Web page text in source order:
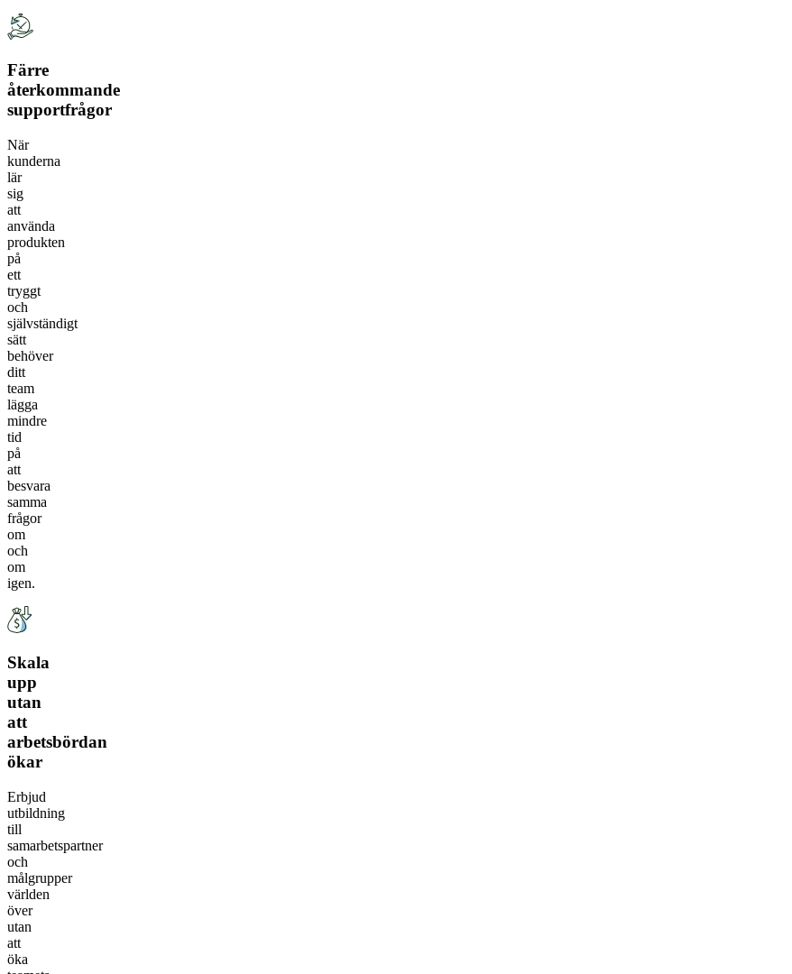
Färre
återkommande
supportfrågor
När
kunderna
lär
sig
att
använda
produkten
på
ett
tryggt
och
självständigt
sätt
behöver
ditt
team
lägga
mindre
tid
på
att
besvara
samma
frågor
om
och
om
igen.
Skala
upp
utan
att
arbetsbördan
ökar
Erbjud
utbildning
till
samarbetspartner
och
målgrupper
världen
över
utan
att
öka